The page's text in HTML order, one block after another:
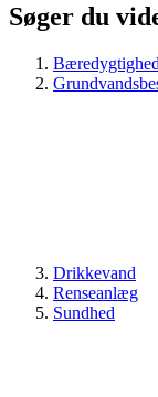
Søger du
Bæredygtighed
Drikkevand
Renseanlæg
Sundhed